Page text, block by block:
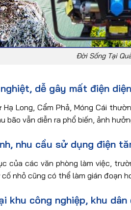
Đời Sống Tại
dễ gây mất điện
Long, Cẩm Phả, Móng Cái
bão vẫn diễn ra phổ biến, ảnh
nhu cầu sử dụng điện
của các văn phòng làm việc,
nhỏ cũng có thể làm gián đoạn
khu công nghiệp, khu